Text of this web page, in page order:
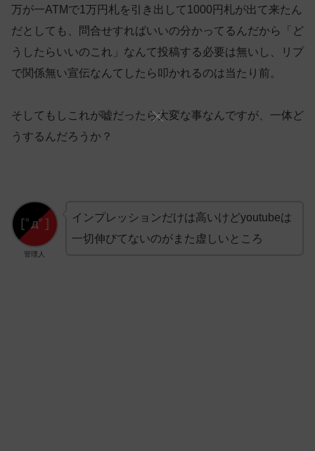
万が一ATMで1万円札を引き出して1000円札が出て来たん
だとしても、問合せすればいいの分かってるんだから「ど
うしたらいいのこれ」なんて投稿する必要は無いし、リプ
で関係無い宣伝なんてしたら叩かれるのは当たり前。
そしてもしこれが嘘だったら大変な事なんですが、一体ど
うするんだろうか？
管理人
インプレッションだけは高いけどyoutubeは
一切伸びてないのがまた虚しいところ